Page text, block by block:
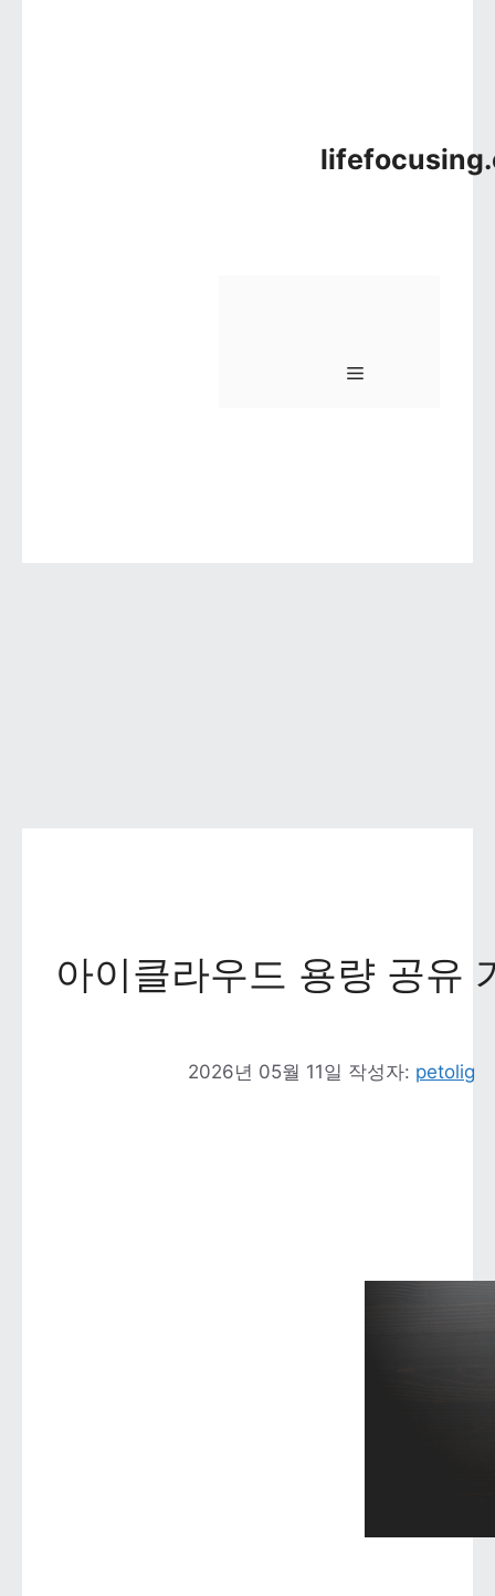
메뉴
아이클라우드 용량 공유
2026년 05월 11일 작성자: petolig